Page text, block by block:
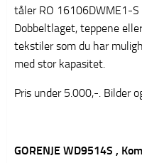
tåler RO 16106DWME1-S
Dobbeltlaget, teppene
tekstiler som du har
med stor kapasitet.
Pris under 5.000,-. Bilder
GORENJE WD9514S ,